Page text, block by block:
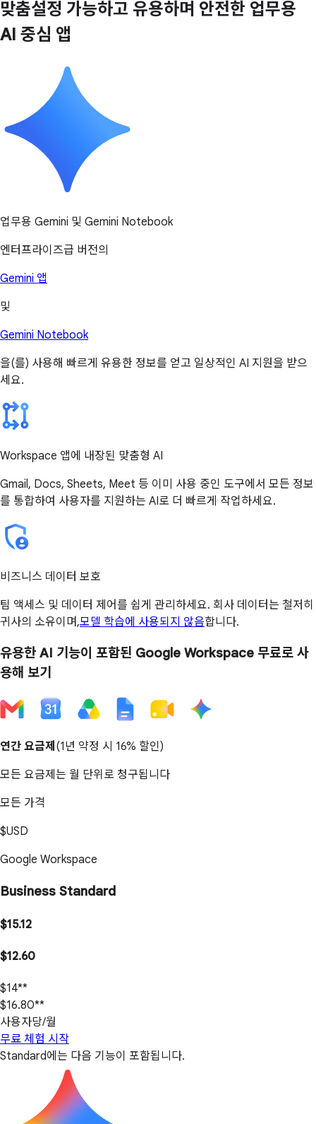
맞춤설정 가능하고 유용하며 안전한 업무용
AI 중심 앱
업무용 Gemini 및 Gemini Notebook
엔터프라이즈급 버전의
Gemini 앱
및
Gemini Notebook
을(를) 사용해 빠르게 유용한 정보를 얻고 일상적인 AI 지원을 받으
세요.
Workspace 앱에 내장된 맞춤형 AI
Gmail, Docs, Sheets, Meet 등 이미 사용 중인 도구에서 모든 정보
를 통합하여 사용자를 지원하는 AI로 더 빠르게 작업하세요.
비즈니스 데이터 보호
팀 액세스 및 데이터 제어를 쉽게 관리하세요. 회사 데이터는 철저히
귀사의 소유이며,모델 학습에 사용되지 않음합니다.
유용한 AI 기능이 포함된 Google Workspace 무료로 사
용해 보기
연간 요금제 (1년 약정 시 16% 할인)
모든 요금제는 월 단위로 청구됩니다
모든 가격
$USD
Google Workspace
Business Standard
$15.12
$12.60
$14**
$16.80**
사용자당/월
무료 체험 시작
Standard에는 다음 기능이 포함됩니다.